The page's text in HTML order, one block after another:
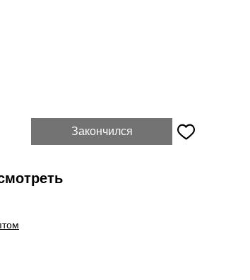
Закончился